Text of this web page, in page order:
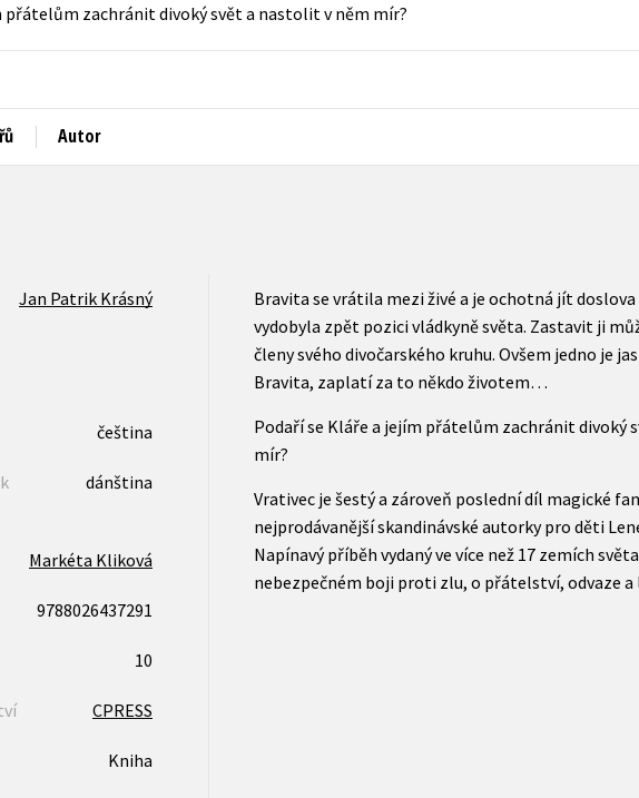
Předškoláci
Příroda a zahrada
přátelům zachránit divoký svět a nastolit v něm mír?
Autor
Jan Patrik Krásný
čeština
dánština
Markéta Kliková
9788026437291
10
CPRESS
Kniha
Bravita se vrátila mezi živé a je ochotná jít
vydobyla zpět pozici vládkyně světa. Zastavit ji
členy svého divočarského kruhu. Ovšem jedno je
Bravita, zaplatí za to někdo životem…
Podaří se Kláře a jejím přátelům zachránit divoký
mír?
Vrativec je šestý a zároveň poslední díl magické
nejprodávanější skandinávské autorky pro děti
Napínavý příběh vydaný ve více než 17 zemích
nebezpečném boji proti zlu, o přátelství, odvaze a